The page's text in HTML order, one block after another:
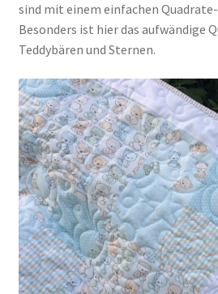
sind mit einem einfachen
Besonders ist hier das aufwändige
Teddybären und Sternen.